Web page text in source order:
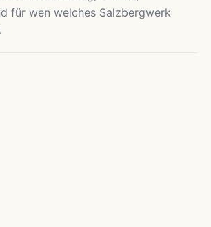
für wen welches Salzbergwerk